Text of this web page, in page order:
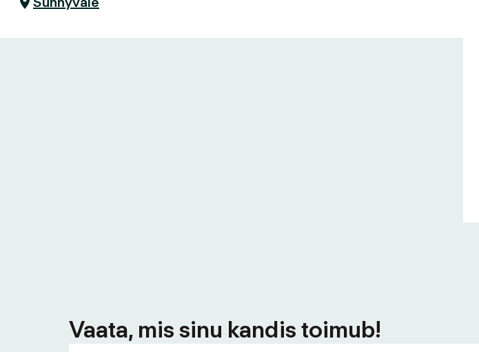
Vaata, mis sinu kandis toimub!